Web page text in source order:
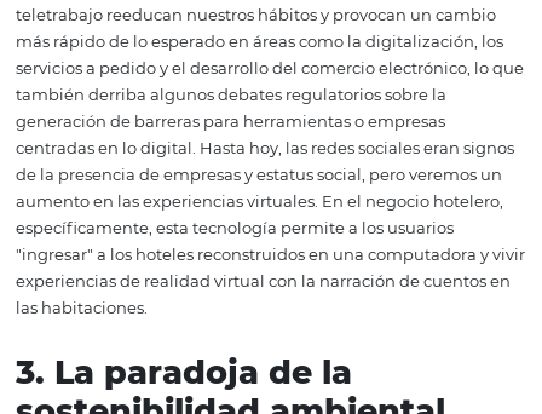
Esto implica nuevos desafíos en la forma de
comercialización de su hotel.
2. Consumo digital y
creatividad
El aislamiento nos ofrece la oportunidad de explorar
alternativas para divertirnos, comunicarnos, comprar o
en el mundo digital. El ocio virtual, el acceso a la
teletrabajo reeducan nuestros hábitos y provocan un
más rápido de lo esperado en áreas como la